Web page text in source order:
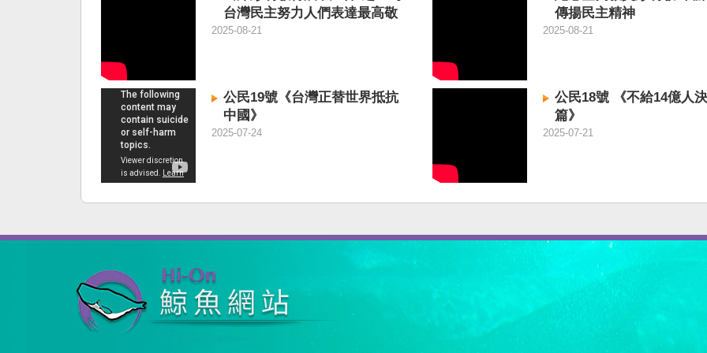
台灣民主努力人們表達最高敬
意
2025-08-21
公民19號《台灣正替世界抵抗
中國》
2025-07-24
傳揚民主精神
2025-08-21
公民18號 《不給14億人
篇》
2025-07-21